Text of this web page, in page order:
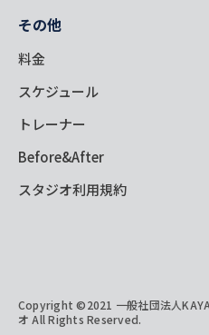
その他
料金
スケジュール
トレーナー
Before&After
スタジオ利用規約
Copyright ©2021 一般社団法人
オ All Rights Reserved.